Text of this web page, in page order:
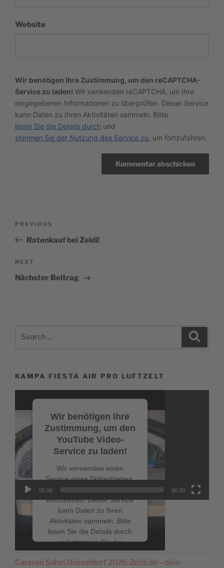
Website
Wir benötigen Ihre Zustimmung, um den reCAPTCHA-
Service zu laden! Wir verwenden reCAPTCHA, um Ihre
eingegebenen Informationen zu überprüfen. Dieser Service
kann Daten zu Ihren Aktivitäten sammeln. Bitte
lesen Sie die Details durch und
stimmen Sie der Nutzung des Service zu , um fortzufahren.
Previous
Post
PREVIOUS
Ratenkauf bei Zeldi!
Next
Post
NEXT
Nächster Beitrag
KAMPA FIESTA AIR PRO LUFTZELT
Wir benötigen Ihre
Zustimmung, um den
YouTube Video-
Service zu laden!
Wir verwenden einen
Service eines Drittanbieters,
einzubetten. Dieser Service
kann Daten zu Ihren
Aktivitäten sammeln. Bitte
lesen Sie die Details durch
und stimmen Sie der
Nutzung des Service zu, um
dieses Video anzusehen.
00:00 00:00
NEUESTE BEITRÄGE
Caravan Salon Düsseldorf 2026: Zeldi.de – dein